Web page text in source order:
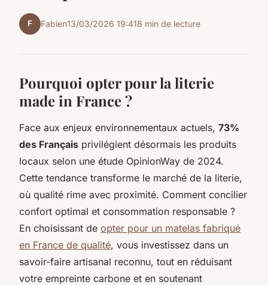
F Fabien13/03/2026 19:418 min de lecture
Pourquoi opter pour la literie
made in France ?
Face aux enjeux environnementaux actuels, 73%
des Français privilégient désormais les produits
locaux selon une étude OpinionWay de 2024.
Cette tendance transforme le marché de la literie,
où qualité rime avec proximité. Comment concilier
confort optimal et consommation responsable ?
En choisissant de opter pour un matelas fabriqué
en France de qualité, vous investissez dans un
savoir-faire artisanal reconnu, tout en réduisant
votre empreinte carbone et en soutenant